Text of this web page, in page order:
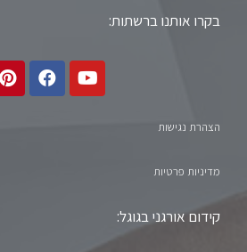
בקרו אותנו ברשתות:
הצהרת נגישות
מדיניות פרטיות
קידום אורגני בגוגל: